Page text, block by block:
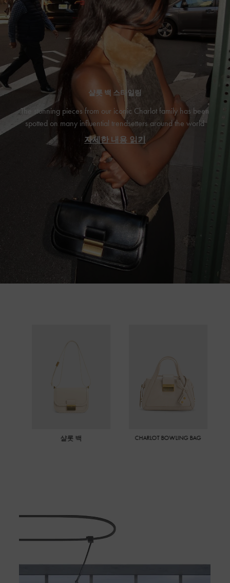
샬롯 백 스타일링
The stunning pieces from our iconic Charlot family has been
spotted on many influential trendsetters around the world
자세한 내용 읽기
CHARLOT BOWLING BAG
MINI